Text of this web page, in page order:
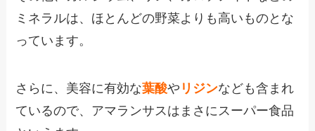
ミネラルは、ほとんどの野菜よりも高いものとな
っています。
さらに、美容に有効な葉酸や リジンなども含まれ
ているので、アマランサスはまさにスーパー食品